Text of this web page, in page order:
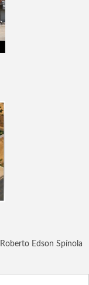
Roberto Edson Spínola